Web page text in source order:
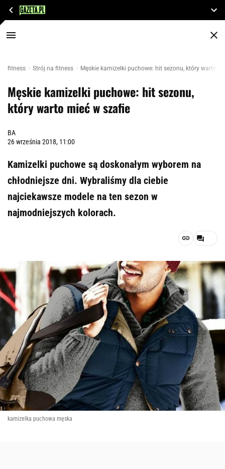
fitness Strój na fitness Męskie kamizelki puchowe: hit sezonu, który warto
Męskie kamizelki puchowe: hit sezonu,
który warto mieć w szafie
BA
26 września 2018, 11:00
Kamizelki puchowe są doskonałym wyborem na
chłodniejsze dni. Wybraliśmy dla ciebie
najciekawsze modele na ten sezon w
najmodniejszych kolorach.
kamizelka puchowa męska